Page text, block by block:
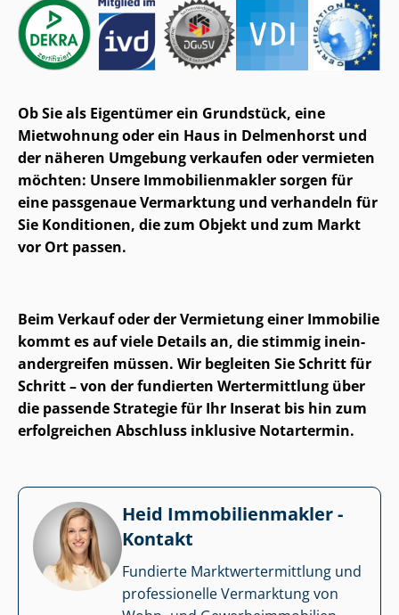
Ob Sie als Eigentümer ein Grundstück, eine
Mietwohnung oder ein Haus in Delmenhorst und
der näheren Umgebung verkaufen oder vermieten
möchten: Unsere Im­mo­bi­li­en­mak­ler sorgen für
eine passgenaue Vermarktung und verhandeln für
Sie Konditionen, die zum Objekt und zum Markt
vor Ort passen.
Beim Verkauf oder der Vermietung einer Immobilie
kommt es auf viele Details an, die stimmig in­ein­
an­der­grei­fen müssen. Wir begleiten Sie Schritt für
Schritt – von der fundierten Wertermittlung über
die passende Strategie für Ihr Inserat bis hin zum
erfolgreichen Abschluss inklusive Notartermin.
Heid Im­mo­bi­li­en­mak­ler -
Kontakt
Fundierte Markt­wert­ermitt­lung und
professionelle Vermarktung von